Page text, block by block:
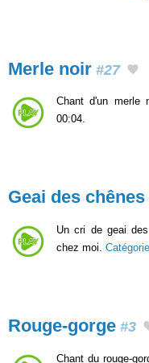
Merle noir #27
Chant d'un merle
00:04.
Geai des chênes
Un cri de geai
chez moi.
Rouge-gorge #3
Chant du rouge-